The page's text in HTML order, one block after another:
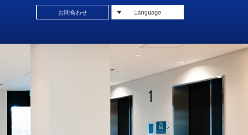
お問合わせ Language